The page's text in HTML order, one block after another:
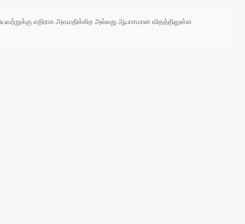
எதிராக அவமதிக்கிற அல்லது ஆபாசமான விதத்திலுள்ள